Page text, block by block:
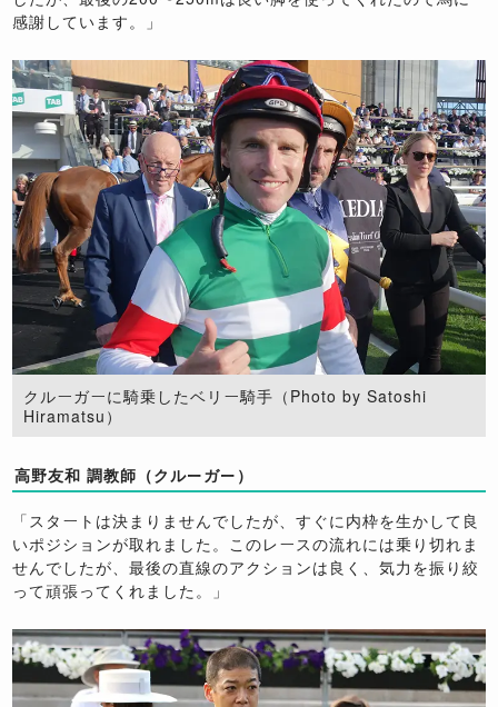
感謝しています。」
クルーガーに騎乗したベリー騎手（Photo by Satoshi
Hiramatsu）
高野友和 調教師（クルーガー）
「スタートは決まりませんでしたが、すぐに内枠を生かして良
いポジションが取れました。このレースの流れには乗り切れま
せんでしたが、最後の直線のアクションは良く、気力を振り絞
って頑張ってくれました。」